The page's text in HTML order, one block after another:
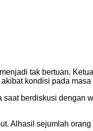
tak bertuan.
kondisi pada masa
berdiskusi
Alhasil sejumlah